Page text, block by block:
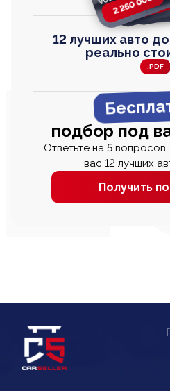
2 820
2
12 лучших авто
реально
.PDF
подбор под
Ответьте на 5
вас 12 лучших
Получить